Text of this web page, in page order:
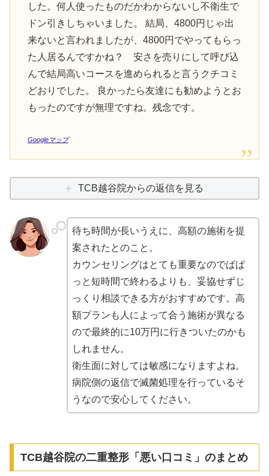
した。何人使ったものだかわからないし不衛生で
ドン引きしちゃいました。 結局、4800円じゃ出
来ないと言われましたが、4800円でやってもらっ
た人居るんですかね？ 安さを売りにして呼び込
んで結局高いコースを進められると言うクチコミ
どおりでした。 良かったら友達にも勧めようとお
もったのですが無理ですね。残念です。
Googleマップ
TCB越谷院からの返信を見る
待ち時間が長いうえに、高額の施術を提
案されたとのこと。
カウンセリングはとても重要なのでぱぱ
っと短時間で終わるよりも、妥協せずじ
っくり相談できる方がおすすめです。高
額プランも人によって合う施術が異なる
ので最終的に10万円に行きついたのかも
しれません。
衛生面に対しては敏感になりますよね。
病院側の返信で滅菌処理を行っているそ
うなので安心してください。
TCB越谷院の二重整形「悪い口コミ」のまとめ